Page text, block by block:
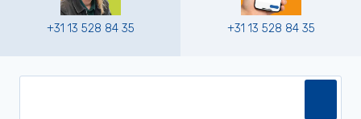
+31 13 528 84 35 +31 13 528 84 35